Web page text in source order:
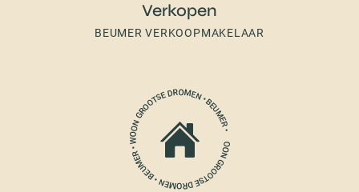
Verkopen
BEUMER VERKOOPMAKELAAR